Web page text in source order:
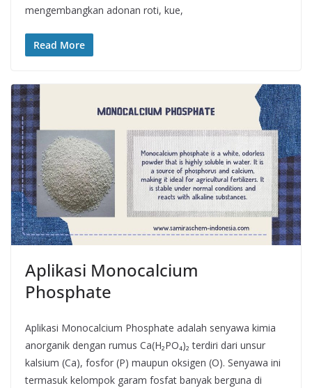
mengembangkan adonan roti, kue,
Read More
Aplikasi Monocalcium
Phosphate
Aplikasi Monocalcium Phosphate adalah senyawa kimia
anorganik dengan rumus Ca(H₂PO₄)₂ terdiri dari unsur
kalsium (Ca), fosfor (P) maupun oksigen (O). Senyawa ini
termasuk kelompok garam fosfat banyak berguna di